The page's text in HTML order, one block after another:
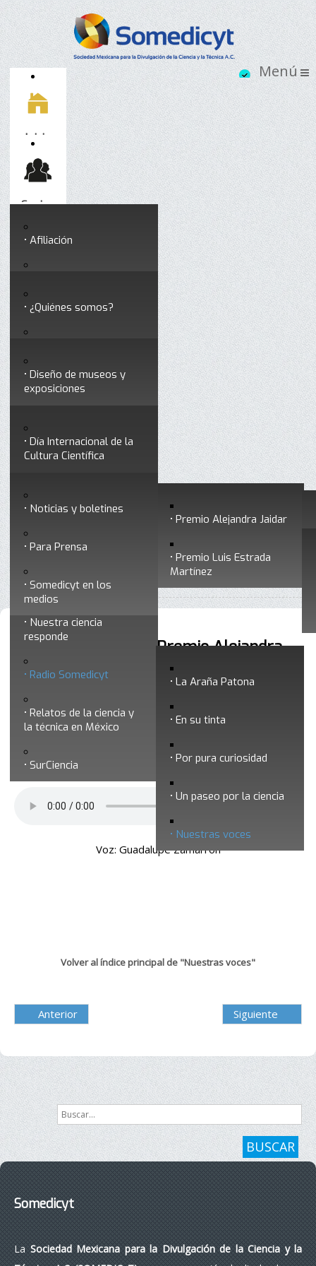
Inicio
Socios
Afiliación
Testimonios
Socios vigentes
Somedicyt
¿Quiénes somos?
Consejo Directivo
profesionales
Premios a divulgadores Premio Alejandra Jaidar
Premio Luis Estrada
Martínez
Servicios
Diseño de museos y
exposiciones
formar divulgadores
Día Internacional de la
Cultura Científica
Ciencia y Tecnología
Nuestra ciencia
responde
Radio Somedicyt La Araña Patona
En su tinta
Por pura curiosidad
Un paseo por la ciencia
Nuestras voces
Relatos de la ciencia y
la técnica en México
SurCiencia
Noticias y boletines
Para Prensa
Somedicyt en los
medios
Contacto
Radio Somedicyt •
Nuestras voces
Nuestras voces 13 - Premio Alejandra Jaidar
Nuestras voces 13 - Premio Alejandra
Jaidar
Voz: Guadalupe Zamarrón
Volver al índice principal de "Nuestras voces"
Anterior Siguiente
Buscar...
BUSCAR
Somedicyt
LaSociedad Mexicana para la Divulgación de la Ciencia y la